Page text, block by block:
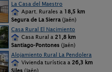
La Casa del Maestro
Apart. Rurales a 18,5 km
Segura de La Sierra (Jaén)
Casa Rural El Nacimiento
Casa Rural a 21,8 km
Santiago-Pontones (Jaén)
Alojamiento Rural La Pendolera
Vivienda turística a 26,3 km
Siles (Jaén)